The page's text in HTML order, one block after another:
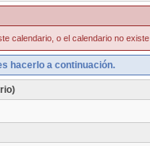
calendario, o el calendario no existe
hacerlo a continuación.